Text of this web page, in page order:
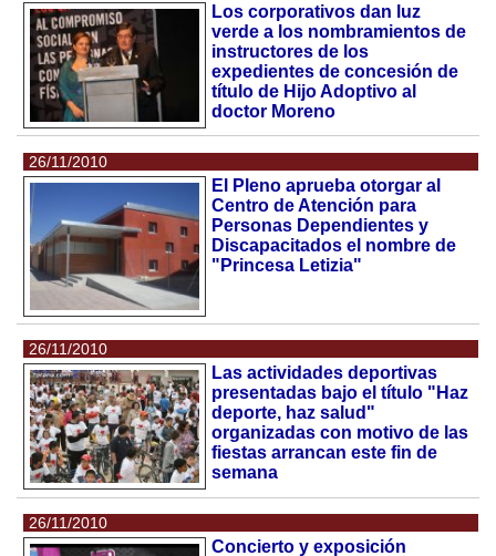
Los corporativos dan luz
verde a los nombramientos de
instructores de los
expedientes de concesión de
título de Hijo Adoptivo al
doctor Moreno
26/11/2010
El Pleno aprueba otorgar al
Centro de Atención para
Personas Dependientes y
Discapacitados el nombre de
"Princesa Letizia"
26/11/2010
Las actividades deportivas
presentadas bajo el título "Haz
deporte, haz salud"
organizadas con motivo de las
fiestas arrancan este fin de
semana
26/11/2010
Concierto y exposición